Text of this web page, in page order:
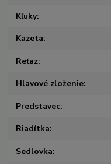
Kľuky
Kazeta
Reťaz
Hlavové zloženie
Predstavec
Riadítka
Sedlovka